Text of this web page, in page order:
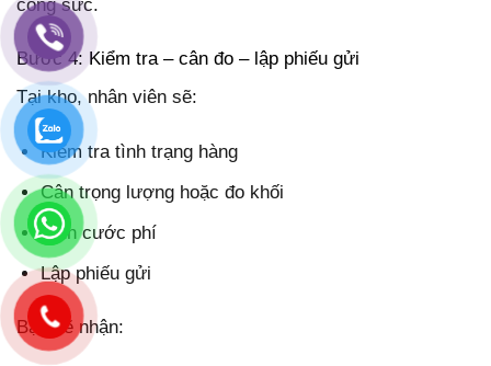
công sức.
Bước 4: Kiểm tra – cân đo – lập phiếu gửi
Tại kho, nhân viên sẽ:
Kiểm tra tình trạng hàng
Cân trọng lượng hoặc đo khối
Tính cước phí
Lập phiếu gửi
Bạn sẽ nhận: